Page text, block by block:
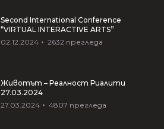
Second International Conference
“VIRTUAL INTERACTIVE ARTS”
02.12.2024
2632 прегледа
Животът – Реалност Риалити
27.03.2024
27.03.2024
4807 прегледа